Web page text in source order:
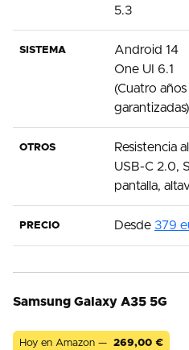
5.3
SISTEMA
Android 14
One UI 6.1
(Cuatro
garantizadas)
OTROS
Resistencia
USB-C 2.0,
pantalla,
PRECIO Desde 379
Samsung Galaxy A35 5G
Hoy en Amazon — 269,00 €